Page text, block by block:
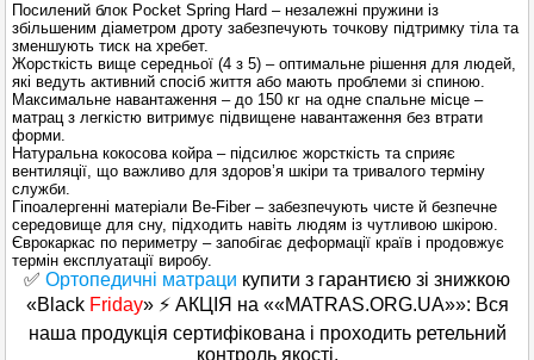
Посилений блок Pocket Spring Hard – незалежні пружини із
збільшеним діаметром дроту забезпечують точкову підтримку тіла та
зменшують тиск на хребет.
Жорсткість вище середньої (4 з 5) – оптимальне рішення для людей,
які ведуть активний спосіб життя або мають проблеми зі спиною.
Максимальне навантаження – до 150 кг на одне спальне місце –
матрац з легкістю витримує підвищене навантаження без втрати
форми.
Натуральна кокосова койра – підсилює жорсткість та сприяє
вентиляції, що важливо для здоров’я шкіри та тривалого терміну
служби.
Гіпоалергенні матеріали Be-Fiber – забезпечують чисте й безпечне
середовище для сну, підходить навіть людям із чутливою шкірою.
Єврокаркас по периметру – запобігає деформації країв і продовжує
термін експлуатації виробу.
✅ Ортопедичні матраци купити з гарантиєю зі знижкою
«Black Friday» ⚡ АКЦІЯ на ««MATRAS.ORG.UA»»: Вся
наша продукція сертифікована і проходить ретельний
контроль якості.